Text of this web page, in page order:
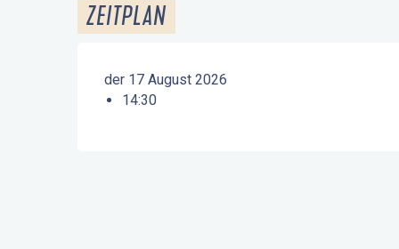
ZEITPLAN
der 17 August 2026
14:30